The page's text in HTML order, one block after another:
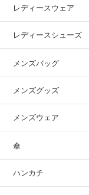
レディースウェア
レディースシューズ
メンズバッグ
メンズグッズ
メンズウェア
傘
ハンカチ